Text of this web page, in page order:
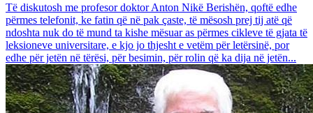
Të diskutosh me profesor doktor Anton Nikë Berishën, qoftë edhe
përmes telefonit, ke fatin që në pak çaste, të mësosh prej tij atë që
ndoshta nuk do të mund ta kishe mësuar as përmes cikleve të gjata të
leksioneve universitare, e kjo jo thjesht e vetëm për letërsinë, por
edhe për jetën në tërësi, për besimin, për rolin që ka dija në jetën...